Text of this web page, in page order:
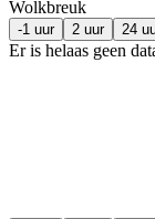
Wolkbreuk
-1 uur 2 uur 24
Er is helaas geen